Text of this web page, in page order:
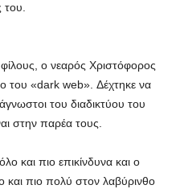
του.
ο νεαρός Χριστόφορος
του «dark web». Δέχτηκε να
του διαδικτύου του
στην παρέα τους.
και πιο επικίνδυνα και ο
και πιο πολύ στον λαβύρινθο